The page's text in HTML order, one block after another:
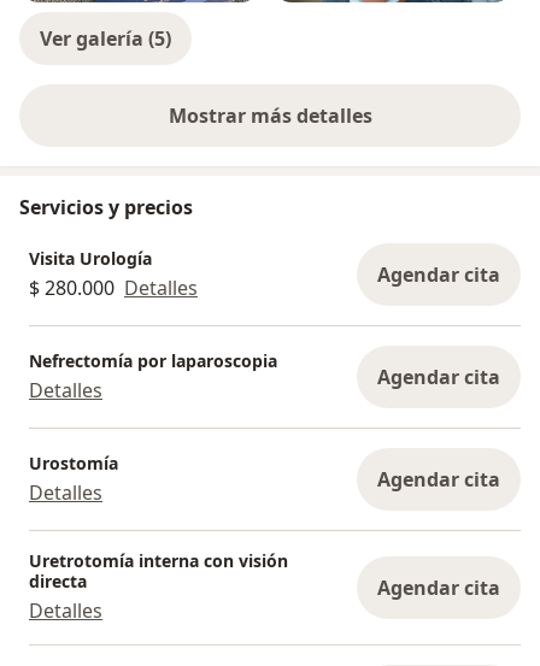
Ver galería (5)
Mostrar más detalles
sobre la experiencia
Servicios y precios
Visita Urología
$ 280.000 Detalles Agendar cita
Nefrectomía por laparoscopia
Detalles Agendar cita
Urostomía
Detalles Agendar cita
Uretrotomía interna con visión
directa
Detalles
Agendar cita